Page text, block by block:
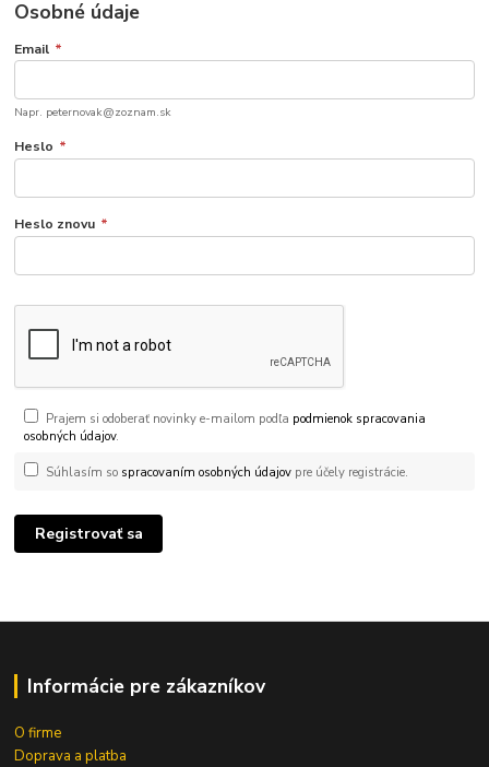
Osobné údaje
Email *
Napr. peternovak@zoznam.sk
Heslo *
Heslo znovu *
Prajem si odoberať novinky e-mailom podľa podmienok spracovania
osobných údajov.
Súhlasím so spracovaním osobných údajovpre účely registrácie.
Registrovať sa
Informácie pre zákazníkov
O firme
Doprava a platba